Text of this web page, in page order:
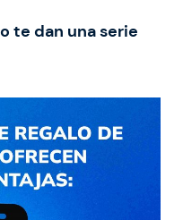
te dan una serie